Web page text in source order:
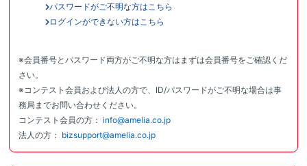
パスワードがご不明な方はこちら
ログインができない方はこちら
※会員番号とパスワード両方がご不明な方はまずは会員番号をご確認くだ
さい。
※コンテスト会員および法人の方で、ID/パスワードがご不明な場合は事
務局までお問い合わせください。
コンテスト会員の方： info@amelia.co.jp
法人の方： bizsupport@amelia.co.jp